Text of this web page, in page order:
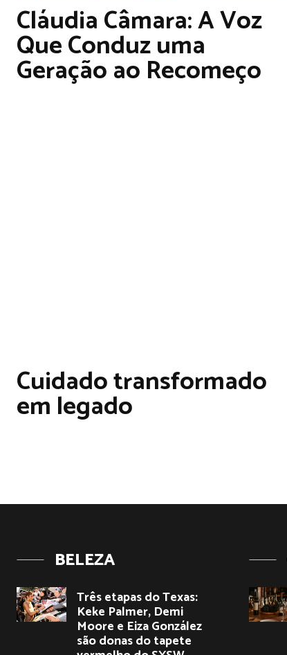
Cláudia Câmara: A Voz
Que Conduz uma
Geração ao Recomeço
Cuidado transformado
em legado
BELEZA
Três etapas do Texas:
Keke Palmer, Demi
Moore e Eiza González
são donas do tapete